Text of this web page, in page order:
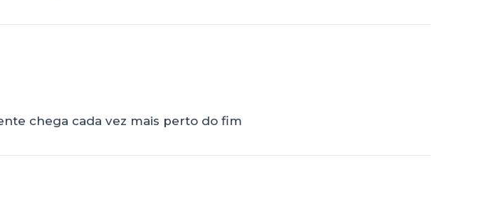
chega cada vez mais perto do fim